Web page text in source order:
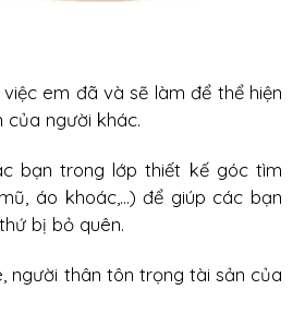
em đã và sẽ làm để thể hiện
người khác.
bạn trong lớp thiết kế góc tìm
áo khoác,...) để giúp các bạn
bị bỏ quên.
người thân tôn trọng tài sản của